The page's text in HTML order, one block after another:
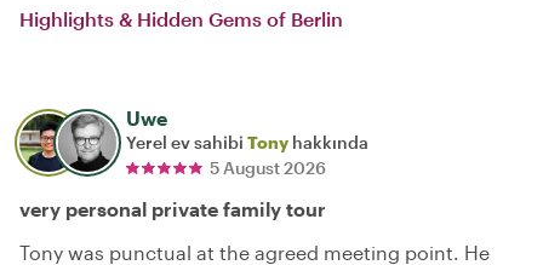
Highlights & Hidden Gems of Berlin
Uwe
Yerel ev sahibi Tony hakkında
5 August 2026
very personal private family tour
Tony was punctual at the agreed meeting point. He